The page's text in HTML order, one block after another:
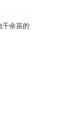
千余亩的